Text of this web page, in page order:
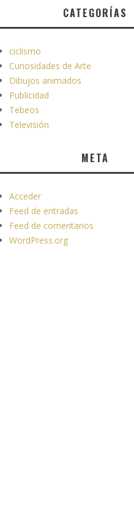
CATEGORÍAS
ciclismo
Curiosidades de Arte
Dibujos animados
Publicidad
Tebeos
Televisión
META
Acceder
Feed de entradas
Feed de comentarios
WordPress.org